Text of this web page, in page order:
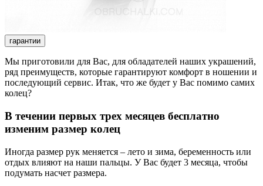
гарантии
Мы приготовили для Вас, для обладателей наших украшений,
ряд преимуществ, которые гарантируют комфорт в ношении и
последующий сервис. Итак, что же будет у Вас помимо самих
колец?
В течении первых трех месяцев бесплатно
изменим размер колец
Иногда размер рук меняется – лето и зима, беременность или
отдых влияют на наши пальцы. У Вас будет 3 месяца, чтобы
подумать насчет размера.